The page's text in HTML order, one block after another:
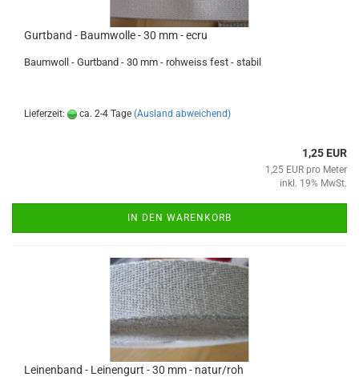
Gurtband - Baumwolle - 30 mm - ecru
Baumwoll - Gurtband - 30 mm - rohweiss fest - stabil
Lieferzeit: ca. 2-4 Tage (Ausland abweichend)
1,25 EUR
1,25 EUR pro Meter
inkl. 19% MwSt.
IN DEN WARENKORB
Leinenband - Leinengurt - 30 mm - natur/roh